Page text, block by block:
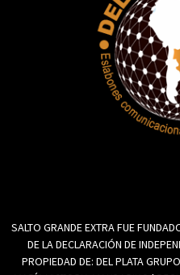
SALTO GRANDE EXTRA FUE
DE LA DECLARACIÓN DE
PROPIEDAD DE: DEL PLATA